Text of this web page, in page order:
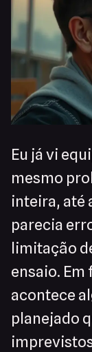
Eu já vi
mesmo
inteira, até
parecia
limitação
ensaio. Em
acontece
planejado